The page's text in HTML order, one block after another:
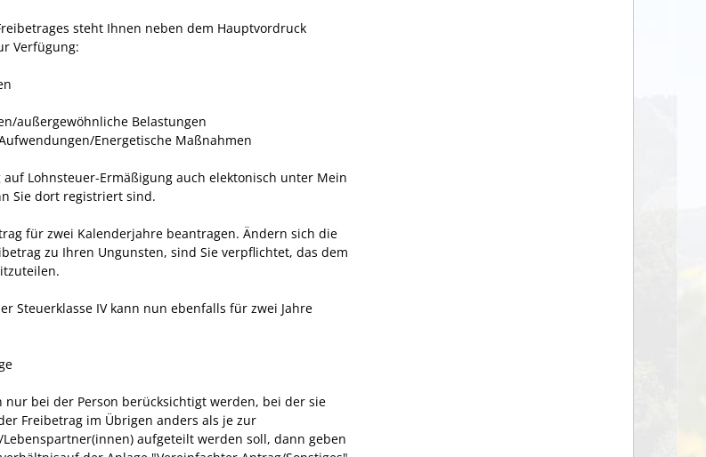
steht Ihnen neben dem Hauptvordruck
Verfügung:
außergewöhnliche Belastungen
Energetische Maßnahmen
Lohnsteuer-Ermäßigung auch elektonisch unter Mein
Sie dort registriert sind.
für zwei Kalenderjahre beantragen. Ändern sich die
zu Ihren Ungunsten, sind Sie verpflichtet, das dem
.
Steuerklasse IV kann nun ebenfalls für zwei Jahre
nur bei der Person berücksichtigt werden, bei der sie
Freibetrag im Übrigen anders als je zur
aufgeteilt werden soll, dann geben